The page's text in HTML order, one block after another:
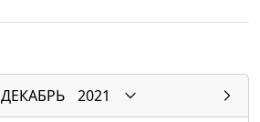
ДЕКАБРЬ
2021